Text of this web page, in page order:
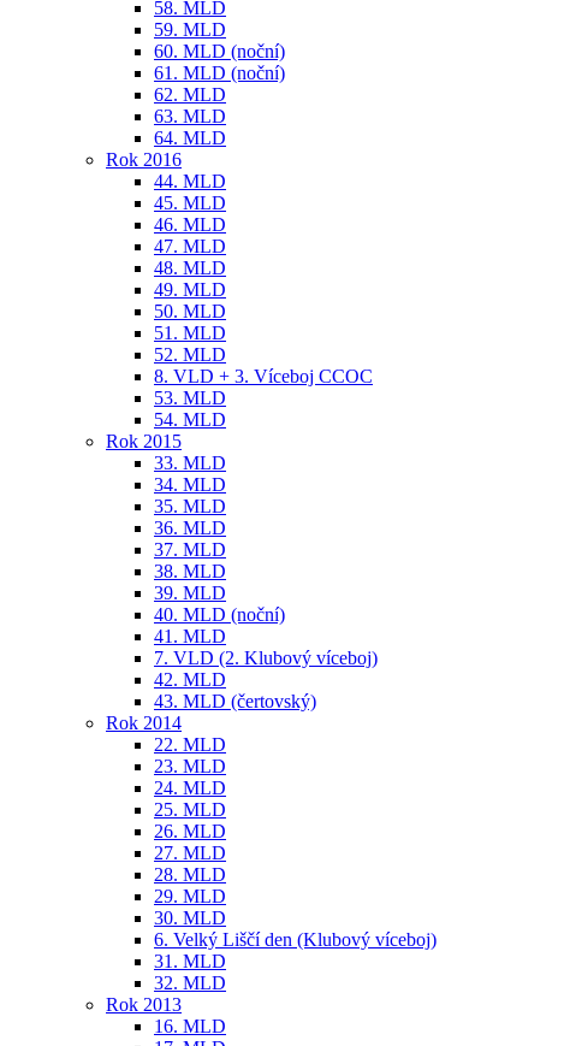
58. MLD
59. MLD
60. MLD (noční)
61. MLD (noční)
62. MLD
63. MLD
64. MLD
Rok 2016
44. MLD
45. MLD
46. MLD
47. MLD
48. MLD
49. MLD
50. MLD
51. MLD
52. MLD
8. VLD + 3. Víceboj CCOC
53. MLD
54. MLD
Rok 2015
33. MLD
34. MLD
35. MLD
36. MLD
37. MLD
38. MLD
39. MLD
40. MLD (noční)
41. MLD
7. VLD (2. Klubový víceboj)
42. MLD
43. MLD (čertovský)
Rok 2014
22. MLD
23. MLD
24. MLD
25. MLD
26. MLD
27. MLD
28. MLD
29. MLD
30. MLD
6. Velký Liščí den (Klubový víceboj)
31. MLD
32. MLD
Rok 2013
16. MLD